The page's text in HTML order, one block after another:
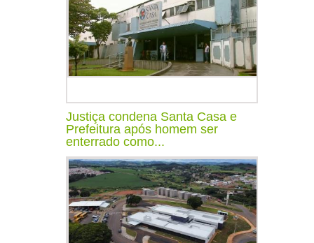
Justiça condena Santa Casa e
Prefeitura após homem ser
enterrado como...